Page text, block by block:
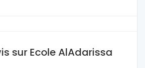
sur Ecole AlAdarissa